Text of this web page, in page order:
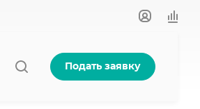
Подать заявку